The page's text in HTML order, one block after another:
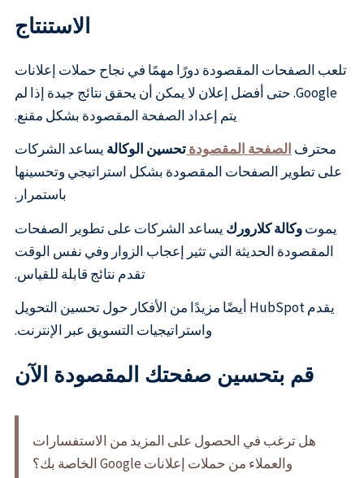
الاستنتاج
تلعب الصفحات المقصودة دورًا مهمًا في نجاح حملات إعلانات
Google. حتى أفضل إعلان لا يمكن أن يحقق نتائج جيدة إذا لم
يتم إعداد الصفحة المقصودة بشكل مقنع.
محترف الصفحة المقصودةتحسين الوكالة يساعد الشركات
على تطوير الصفحات المقصودة بشكل استراتيجي وتحسينها
باستمرار.
يموتوكالة كلارورك يساعد الشركات على تطوير الصفحات
المقصودة الحديثة التي تثير إعجاب الزوار وفي نفس الوقت
تقدم نتائج قابلة للقياس.
يقدم HubSpot أيضًا مزيدًا من الأفكار حول تحسين التحويل
واستراتيجيات التسويق عبر الإنترنت.
قم بتحسين صفحتك المقصودة الآن
هل ترغب في الحصول على المزيد من الاستفسارات
والعملاء من حملات إعلانات Google الخاصة بك؟